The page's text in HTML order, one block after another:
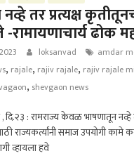
तर प्रत्यक्ष
ढोक
loksanvad amdar
, rajale, rajiv rajale, rajiv rajale
, shevgaon news
, दि.२३ : रामराज्य केवळ भाषणातून
राज्यकर्त्यांनी समाज उपयोगी कामे
व्हायला हवे